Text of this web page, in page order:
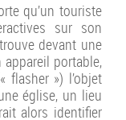
qu’un touriste
sur son
devant une
portable,
flasher ») l’objet
église, un lieu
alors identifier